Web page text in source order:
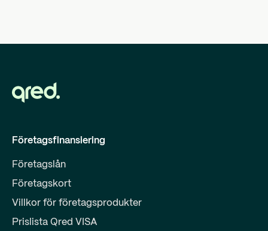
Företagsfinansiering
Företagslån
Företagskort
Villkor för företagsprodukter
Prislista Qred VISA